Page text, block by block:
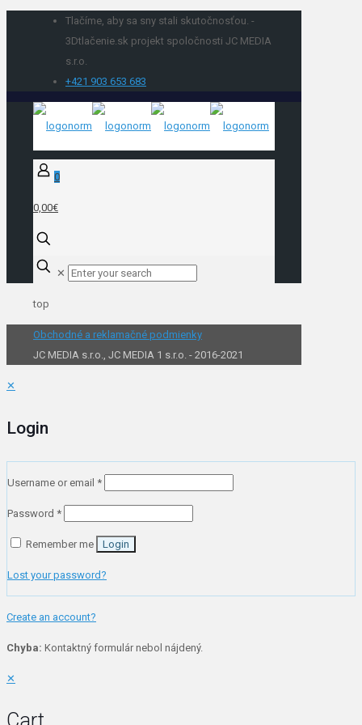
Tlačíme, aby sa sny stali skutočnosťou. -
3Dtlačenie.sk projekt spoločnosti JC MEDIA
s.r.o.
+421 903 653 683
0
0,00€
✕
top
Obchodné a reklamačné podmienky
JC MEDIA s.r.o., JC MEDIA 1 s.r.o. - 2016-2021
✕
Login
Username or email *
Password *
Remember me Login
Lost your password?
Create an account?
Chyba: Kontaktný formulár nebol nájdený.
✕